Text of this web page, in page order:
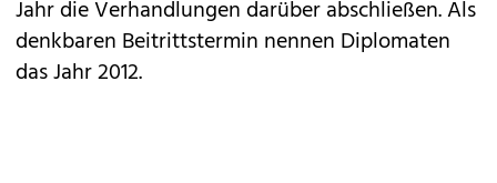
Jahr die Verhandlungen darüber abschließen. Als
denkbaren Beitrittstermin nennen Diplomaten
das Jahr 2012.